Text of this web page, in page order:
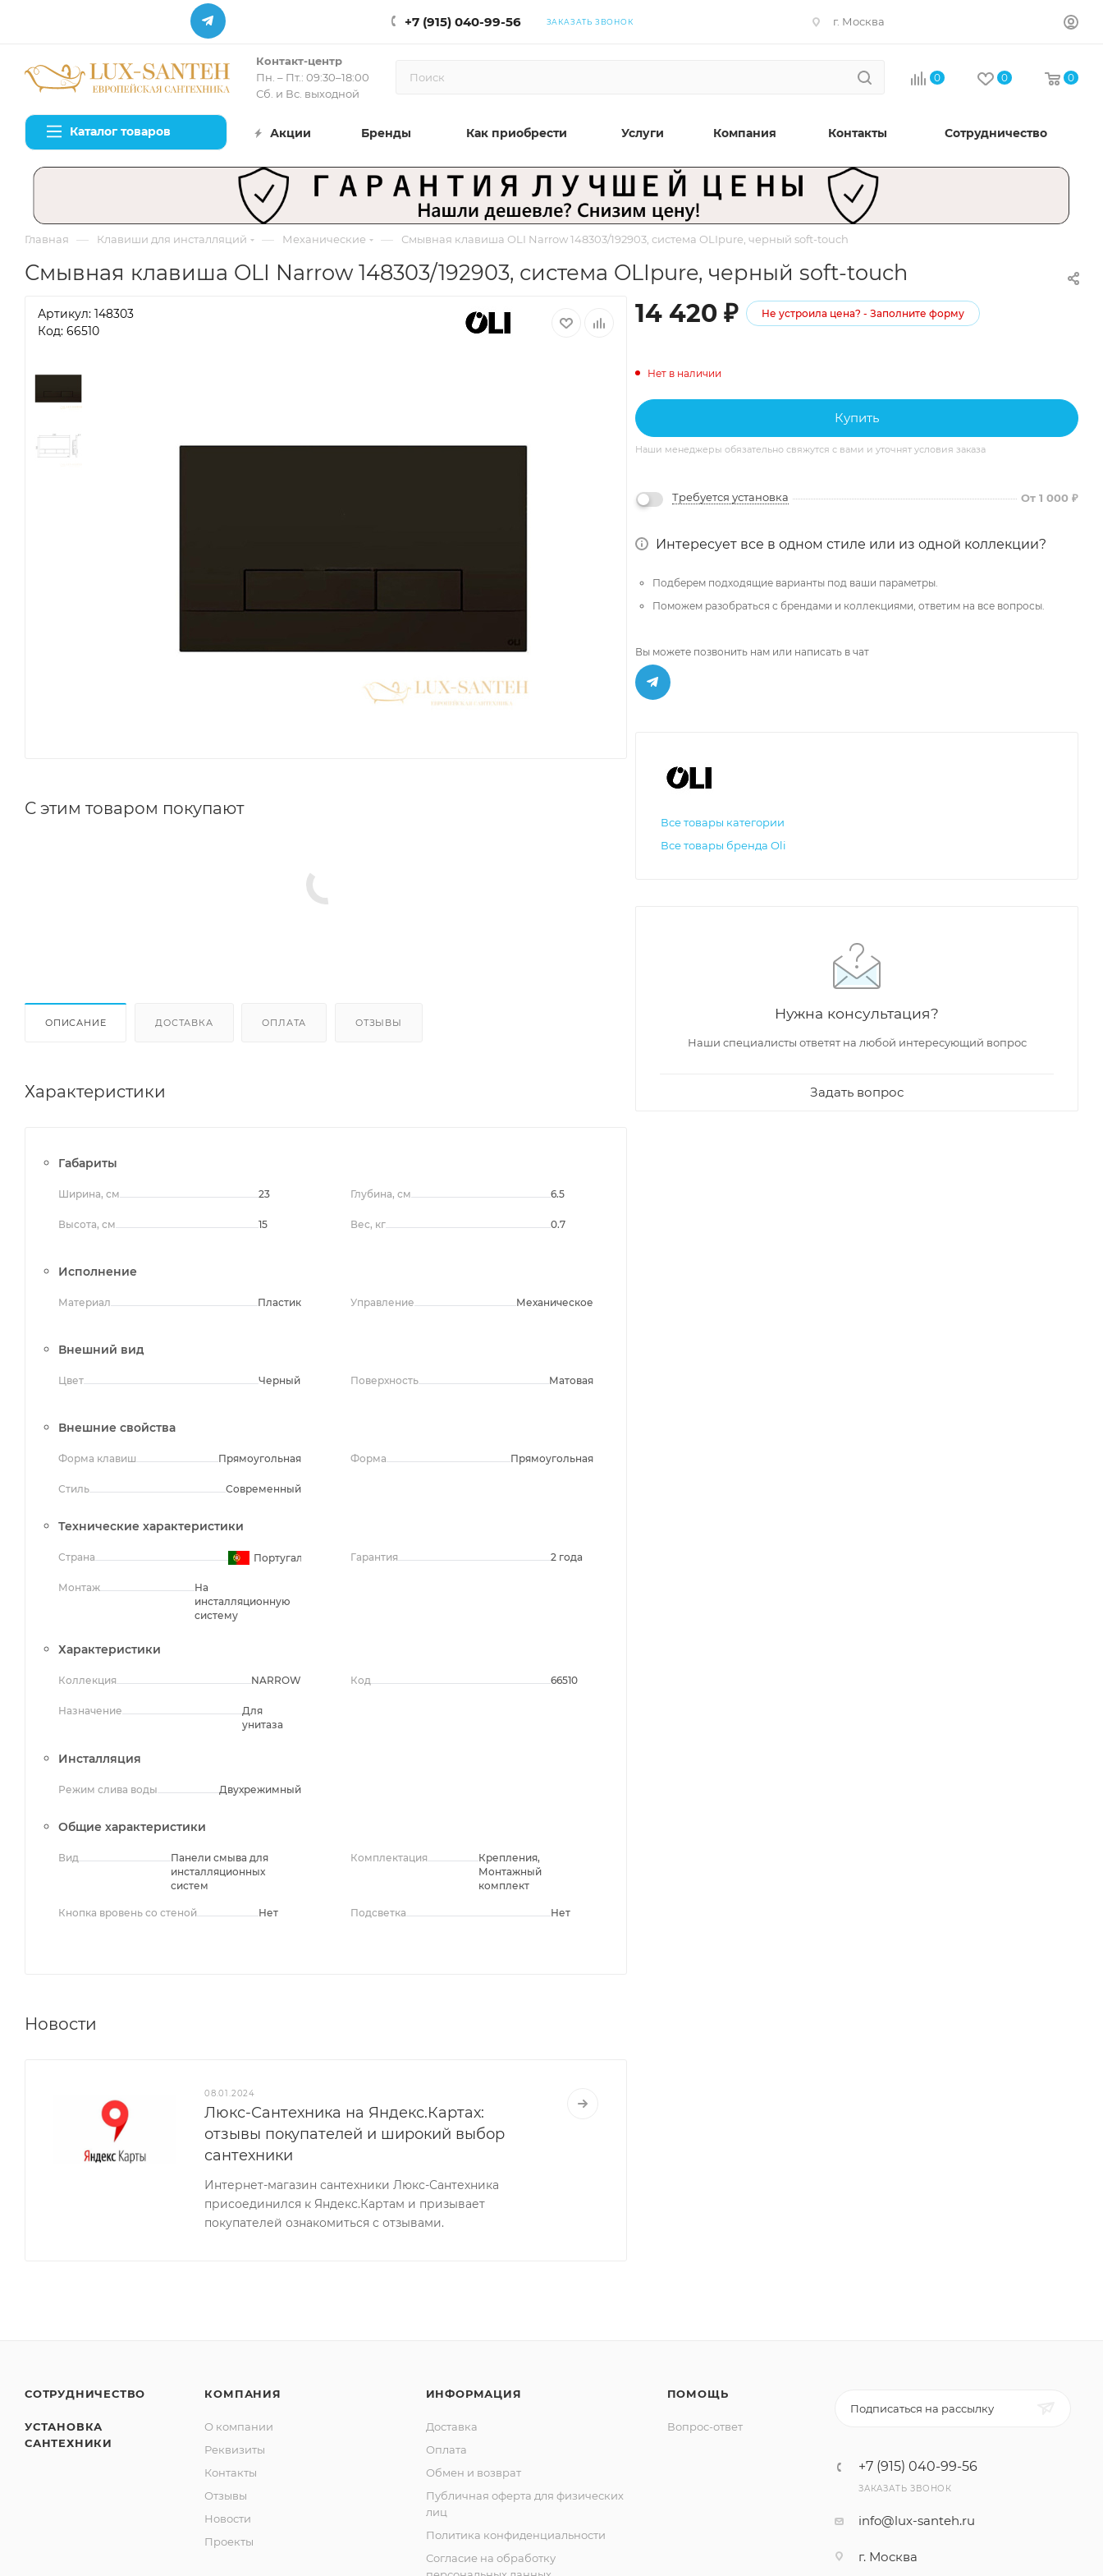
+7 (915) 040-99-56 ЗАКАЗАТЬ ЗВОНОК г. Москва
Контакт-центр
Пн. – Пт.: 09:30–18:00
Сб. и Вс. выходной
0 0 0
Каталог товаров Акции Бренды Как приобрести Услуги Компания Контакты Сотрудничество
Главная — Клавиши для инсталляций — Механические — Смывная клавиша OLI Narrow 148303/192903, система OLIpure, черный soft-touch
Смывная клавиша OLI Narrow 148303/192903, система OLIpure, черный soft-touch
Артикул: 148303
Код: 66510
С этим товаром покупают
ОПИСАНИЕ ДОСТАВКА ОПЛАТА ОТЗЫВЫ
Характеристики
Габариты
Ширина, см 23
Высота, см 15
Глубина, см 6.5
Вес, кг 0.7
Исполнение
Материал Пластик Управление Механическое
Внешний вид
Цвет Черный Поверхность Матовая
Внешние свойства
Форма клавиш Прямоугольная
Стиль Современный
Форма Прямоугольная
Технические характеристики
Страна Португалия
Монтаж
На
инсталляционную
систему
Гарантия 2 года
Характеристики
Коллекция NARROW
Назначение
Для
унитаза
Код 66510
Инсталляция
Режим слива воды Двухрежимный
Общие характеристики
Вид
Панели смыва для
инсталляционных
систем
Кнопка вровень со стеной Нет
Комплектация
Крепления,
Монтажный
комплект
Подсветка Нет
Новости
08.01.2024
Люкс-Сантехника на Яндекс.Картах:
отзывы покупателей и широкий выбор
сантехники
Интернет-магазин сантехники Люкс-Сантехника
присоединился к Яндекс.Картам и призывает
покупателей ознакомиться с отзывами.
14 420 ₽ Не устроила цена? - Заполните форму
Нет в наличии
Купить
Наши менеджеры обязательно свяжутся с вами и уточнят условия заказа
Требуется установка От 1 000 ₽
Интересует все в одном стиле или из одной коллекции?
Подберем подходящие варианты под ваши параметры.
Поможем разобраться с брендами и коллекциями, ответим на все вопросы.
Вы можете позвонить нам или написать в чат
Все товары категории
Все товары бренда Oli
Нужна консультация?
Наши специалисты ответят на любой интересующий вопрос
Задать вопрос
СОТРУДНИЧЕСТВО
УСТАНОВКА
САНТЕХНИКИ
КОМПАНИЯ
О компании
Реквизиты
Контакты
Отзывы
Новости
Проекты
ИНФОРМАЦИЯ
Доставка
Оплата
Обмен и возврат
Публичная оферта для физических
лиц
Политика конфиденциальности
Согласие на обработку
ПОМОЩЬ
Вопрос-ответ
Подписаться на рассылку
+7 (915) 040-99-56
ЗАКАЗАТЬ ЗВОНОК
info@lux-santeh.ru
г. Москва